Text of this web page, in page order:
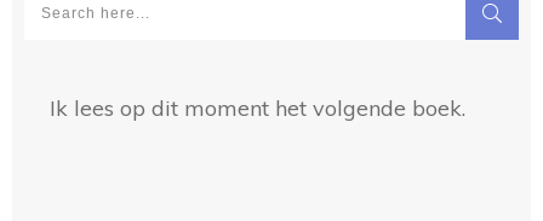
Ik lees op dit moment het volgende boek.